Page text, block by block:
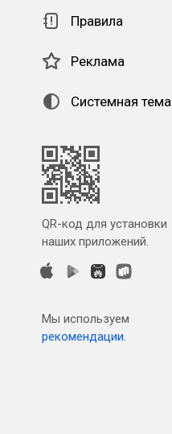
Правила
Реклама
Системная тема
QR-код для установки
наших приложений.
Мы используем
рекомендации.